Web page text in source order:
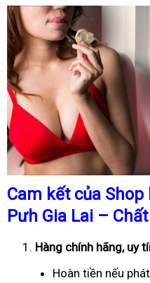
Cam kết của
Pưh Gia Lai –
Hàng chính hãng, uy
Hoàn tiền nếu